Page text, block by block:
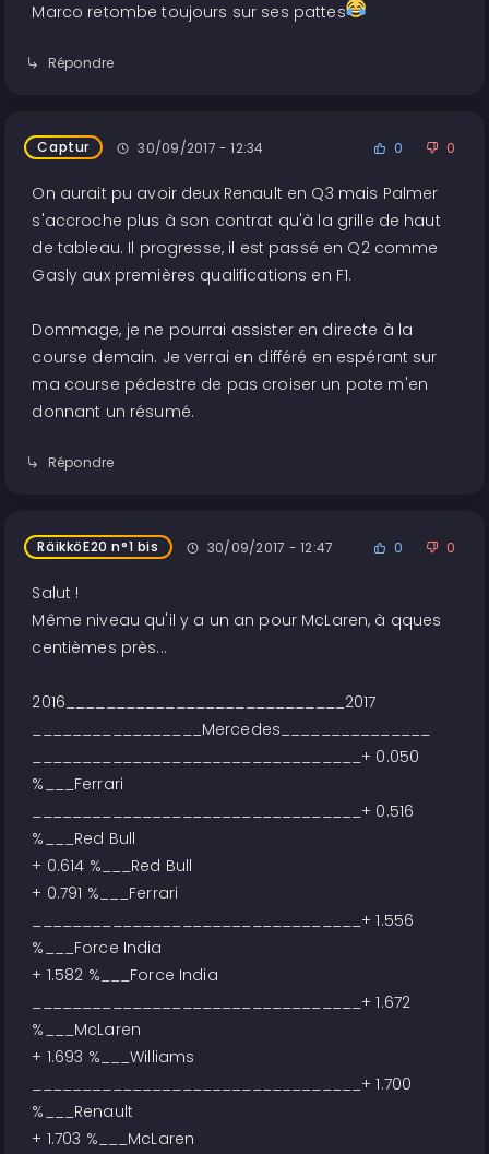
Marco retombe toujours sur ses pattes
Répondre
Captur 30/09/2017 - 12:34 0 0
On aurait pu avoir deux Renault en Q3 mais Palmer
s'accroche plus à son contrat qu'à la grille de haut
de tableau. Il progresse, il est passé en Q2 comme
Gasly aux premières qualifications en F1.
Dommage, je ne pourrai assister en directe à la
course demain. Je verrai en différé en espérant sur
ma course pédestre de pas croiser un pote m'en
donnant un résumé.
Répondre
RäikköE20 n°1 bis 30/09/2017 - 12:47 0 0
Salut !
Même niveau qu'il y a un an pour McLaren, à qques
centièmes près...
2016____________________________2017
_________________Mercedes_______________
_________________________________+ 0.050
%___Ferrari
_________________________________+ 0.516
%___Red Bull
+ 0.614 %___Red Bull
+ 0.791 %___Ferrari
_________________________________+ 1.556
%___Force India
+ 1.582 %___Force India
_________________________________+ 1.672
%___McLaren
+ 1.693 %___Williams
_________________________________+ 1.700
%___Renault
+ 1.703 %___McLaren